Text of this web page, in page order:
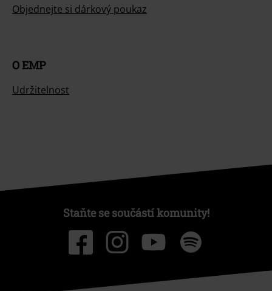
Objednejte si dárkový poukaz
O EMP
Udržitelnost
Staňte se součástí komunity!